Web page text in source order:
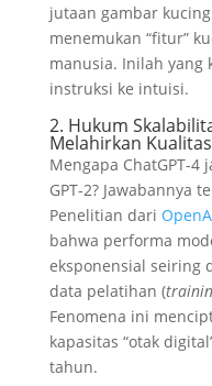
jutaan gambar
menemukan “fitur”
manusia. Inilah yang
instruksi ke intuisi.
2. Hukum
Melahirkan Kualitas
Mengapa ChatGPT-
GPT-2? Jawabannya
Penelitian dari
bahwa performa
eksponensial seiring
data pelatihan (
Fenomena ini
kapasitas “otak
tahun.